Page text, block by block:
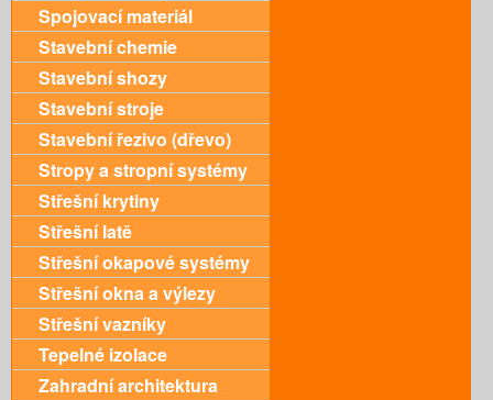
Spojovací materiál
Stavební chemie
Stavební shozy
Stavební stroje
Stavební řezivo (dřevo)
Stropy a stropní systémy
Střešní krytiny
Střešní latě
Střešní okapové systémy
Střešní okna a výlezy
Střešní vazníky
Tepelné izolace
Zahradní architektura